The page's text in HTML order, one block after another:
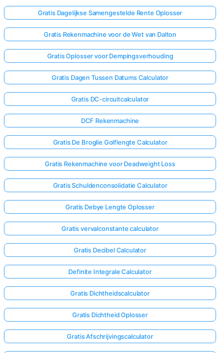
Gratis Dagelijkse Samengestelde Rente Oplosser
Gratis Rekenmachine voor de Wet van Dalton
Gratis Oplosser voor Dempingsverhouding
Gratis Dagen Tussen Datums Calculator
Gratis DC-circuitcalculator
DCF Rekenmachine
Gratis De Broglie Golflengte Calculator
Gratis Rekenmachine voor Deadweight Loss
Gratis Schuldenconsolidatie Calculator
Gratis Debye Lengte Oplosser
Gratis vervalconstante calculator
Gratis Decibel Calculator
Definite Integrale Calculator
Gratis Dichtheidscalculator
Gratis Dichtheid Oplosser
Gratis Afschrijvingscalculator